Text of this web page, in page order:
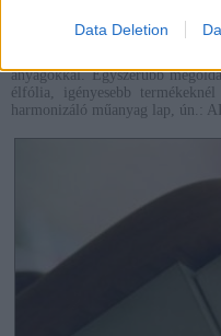
Data Deletion
A tartósság meghatározó része
anyagokkal. Egyszerűbb
élfólia, igényesebb
harmonizáló műanyag lap, ún.: